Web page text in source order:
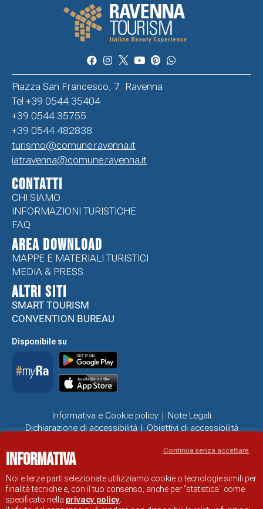
Piazza San Francesco, 7 Ravenna
Tel +39 0544 35404
+39 0544 35755
+39 0544 482838
turismo@comune.ravenna.it
iatravenna@comune.ravenna.it
CONTATTI
CHI SIAMO
INFORMAZIONI TURISTICHE
FAQ
Area Download
MAPPE E MATERIALI TURISTICI
MEDIA & PRESS
ALTRI SITI
SMART TOURISM
CONVENTION BUREAU
Disponibile su
Informativa e Cookie policy
Note Legali
Dichiarazione di accessibilità
Obiettivi di accessibilità
SITO UFFICIALE DI INFORMAZIONE TURISTICA DI RAVENNA
Informativa
Noi e terze parti selezionate utilizziamo cookie o tecnologie simili per
finalità tecniche e, con il tuo consenso, anche per "statistica" come
specificato nella privacy policy.
Continua senza accettare